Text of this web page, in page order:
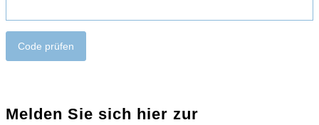
Code prüfen
Melden Sie sich hier zur